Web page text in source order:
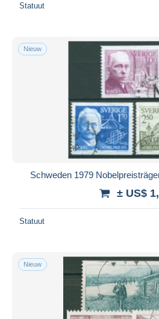
Statuut
Nieuw
Schweden 1979
± US$
Statuut
Nieuw